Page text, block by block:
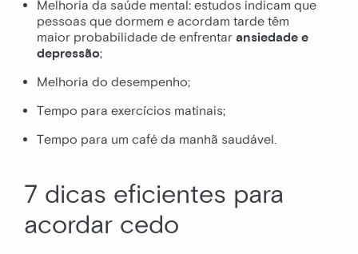
Melhoria da saúde mental: estudos indicam que
pessoas que dormem e acordam tarde têm
maior probabilidade de enfrentar ansiedade e
depressão;
Melhoria do desempenho;
Tempo para exercícios matinais;
Tempo para um café da manhã saudável.
7 dicas eficientes para
acordar cedo